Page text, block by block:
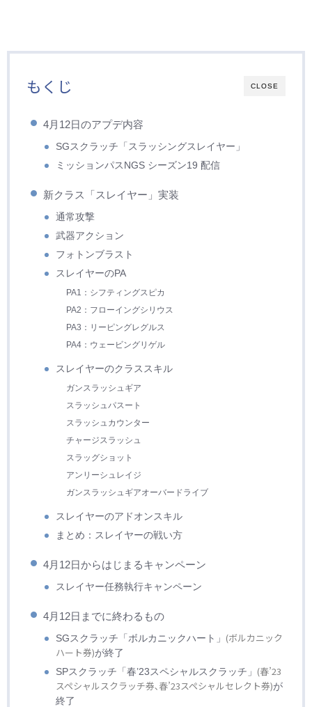
CLOSE
もくじ
4月12日のアプデ内容
SGスクラッチ「スラッシングスレイヤー」
ミッションパスNGS シーズン19 配信
新クラス「スレイヤー」実装
通常攻撃
武器アクション
フォトンブラスト
スレイヤーのPA
PA1：シフティングスピカ
PA2：フローイングシリウス
PA3：リーピングレグルス
PA4：ウェービングリゲル
スレイヤーのクラススキル
ガンスラッシュギア
スラッシュパスート
スラッシュカウンター
チャージスラッシュ
スラッグショット
アンリーシュレイジ
ガンスラッシュギアオーバードライブ
スレイヤーのアドオンスキル
まとめ：スレイヤーの戦い方
4月12日からはじまるキャンペーン
スレイヤー任務執行キャンペーン
4月12日までに終わるもの
SGスクラッチ「ボルカニックハート」 (ボルカニック
ハート券)が終了
SPスクラッチ「春’23スペシャルスクラッチ」 (春’23
スペシャルスクラッチ券､春’23スペシャルセレクト券)が
終了